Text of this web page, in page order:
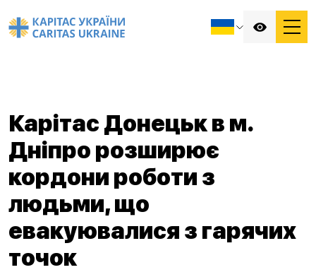
Карітас Донецьк в м.
Дніпро розширює
кордони роботи з
людьми, що
евакуювалися з гарячих
точок